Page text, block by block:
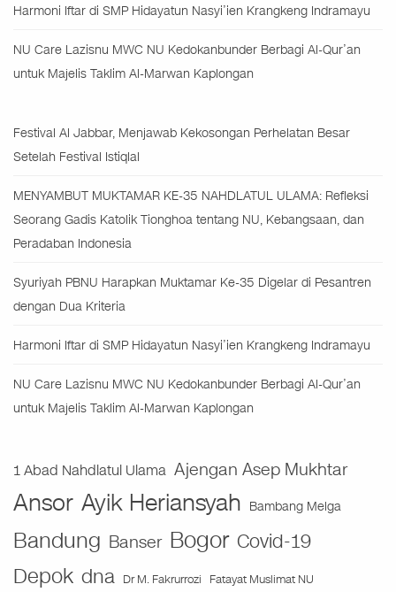
Harmoni Iftar di SMP Hidayatun Nasyi’ien Krangkeng Indramayu
NU Care Lazisnu MWC NU Kedokanbunder Berbagi Al-Qur’an
untuk Majelis Taklim Al-Marwan Kaplongan
Festival Al Jabbar, Menjawab Kekosongan Perhelatan Besar
Setelah Festival Istiqlal
MENYAMBUT MUKTAMAR KE-35 NAHDLATUL ULAMA: Refleksi
Seorang Gadis Katolik Tionghoa tentang NU, Kebangsaan, dan
Peradaban Indonesia
Syuriyah PBNU Harapkan Muktamar Ke-35 Digelar di Pesantren
dengan Dua Kriteria
Harmoni Iftar di SMP Hidayatun Nasyi’ien Krangkeng Indramayu
NU Care Lazisnu MWC NU Kedokanbunder Berbagi Al-Qur’an
untuk Majelis Taklim Al-Marwan Kaplongan
1 Abad Nahdlatul Ulama Ajengan Asep Mukhtar
Ansor Ayik Heriansyah Bambang Melga
Bandung Banser Bogor Covid-19
Depok dna Dr M. Fakrurrozi Fatayat Muslimat NU